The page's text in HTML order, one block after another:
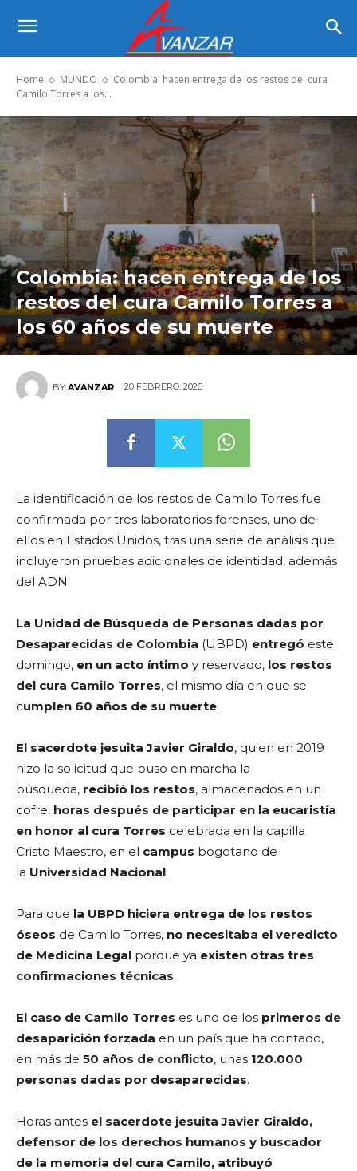
Home MUNDO
Colombia: hacen entrega de los restos del cura
Camilo Torres a los...
Colombia: hacen entrega de los
restos del cura Camilo Torres a
los 60 años de su muerte
BY AVANZAR 20 FEBRERO, 2026
La identificación de los restos de Camilo Torres fue
confirmada por tres laboratorios forenses, uno de
ellos en Estados Unidos, tras una serie de análisis que
incluyeron pruebas adicionales de identidad, además
del ADN.
La Unidad de Búsqueda de Personas dadas por
Desaparecidas de Colombia (UBPD) entregó este
domingo, en un acto íntimo y reservado, los restos
del cura Camilo Torres, el mismo día en que se
cumplen 60 años de su muerte.
El sacerdote jesuita Javier Giraldo, quien en 2019
hizo la solicitud que puso en marcha la
búsqueda, recibió los restos, almacenados en un
cofre, horas después de participar en la eucaristía
en honor al cura Torres celebrada en la capilla
Cristo Maestro, en el campus bogotano de
la Universidad Nacional.
Para que la UBPD hiciera entrega de los restos
óseos de Camilo Torres, no necesitaba el veredicto
de Medicina Legal porque ya existen otras tres
confirmaciones técnicas.
El caso de Camilo Torres es uno de los primeros de
desaparición forzada en un país que ha contado,
en más de 50 años de conflicto, unas 120.000
personas dadas por desaparecidas.
Horas antes el sacerdote jesuita Javier Giraldo,
defensor de los derechos humanos y buscador
de la memoria del cura Camilo, atribuyó